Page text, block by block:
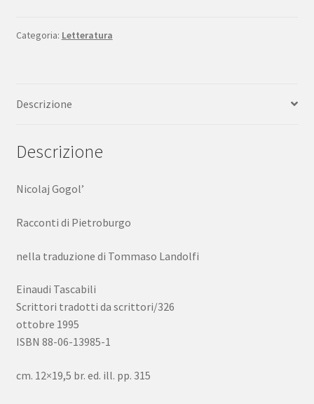
Pietroburgo
quantità
Categoria: Letteratura
Descrizione
Descrizione
Nicolaj Gogol’
Racconti di Pietroburgo
nella traduzione di Tommaso Landolfi
Einaudi Tascabili
Scrittori tradotti da scrittori/326
ottobre 1995
ISBN 88-06-13985-1
cm. 12×19,5 br. ed. ill. pp. 315